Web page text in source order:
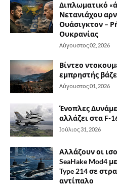
Διπλωματικό
Νετανιάχου
Ουάσιγκτον –
Ουκρανίας
Αύγουστος 02, 2026
Βίντεο
εμπρηστής
Αύγουστος 01, 2026
Ένοπλες
αλλάζει στα F-
Ιούλιος 31, 2026
Αλλάζουν οι
SeaHake Mod4
Type 214 σε
αντίπαλο